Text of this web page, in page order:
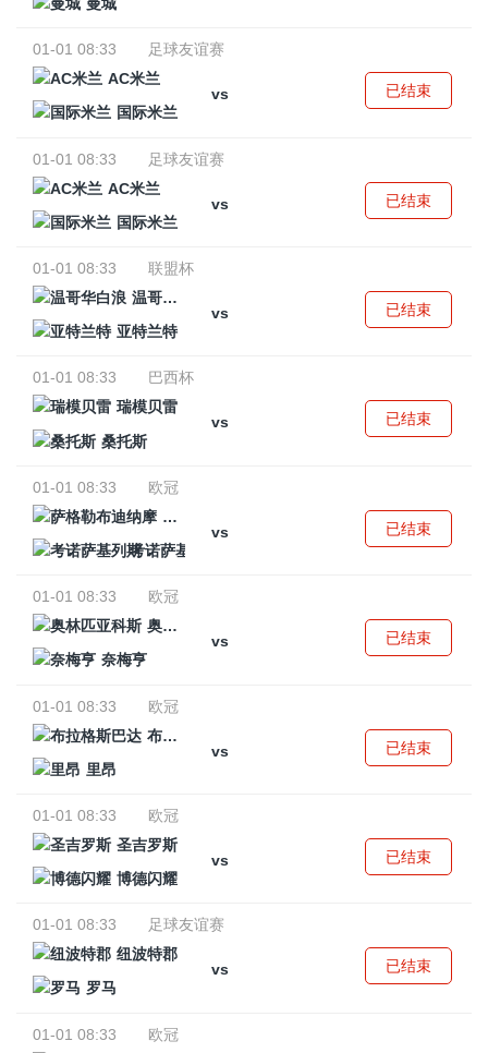
01-01 08:33
足球友谊赛
AC米兰
vs
国际米兰
已结束
01-01 08:33
足球友谊赛
AC米兰
vs
国际米兰
已结束
01-01 08:33
联盟杯
温哥华白浪
vs
亚特兰特
已结束
01-01 08:33
巴西杯
瑞模贝雷
vs
桑托斯
已结束
01-01 08:33
欧冠
萨格勒布迪纳摩
vs
考诺萨基列斯
已结束
01-01 08:33
欧冠
奥林匹亚科斯
vs
奈梅亨
已结束
01-01 08:33
欧冠
布拉格斯巴达
vs
里昂
已结束
01-01 08:33
欧冠
圣吉罗斯
vs
博德闪耀
已结束
01-01 08:33
足球友谊赛
纽波特郡
vs
罗马
已结束
01-01 08:33
欧冠